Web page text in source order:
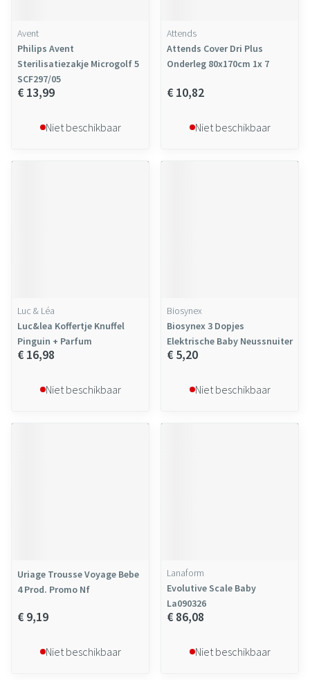
Avent
Philips Avent
Sterilisatiezakje Microgolf 5
SCF297/05
€ 13,99
Niet beschikbaar
Attends
Attends Cover Dri Plus
Onderleg 80x170cm 1x 7
€ 10,82
Niet beschikbaar
Luc & Léa
Luc&lea Koffertje Knuffel
Pinguin + Parfum
€ 16,98
Niet beschikbaar
Biosynex
Biosynex 3 Dopjes
Elektrische Baby Neussnuiter
€ 5,20
Niet beschikbaar
Uriage Trousse Voyage Bebe
4 Prod. Promo Nf
€ 9,19
Niet beschikbaar
Lanaform
Evolutive Scale Baby
La090326
€ 86,08
Niet beschikbaar